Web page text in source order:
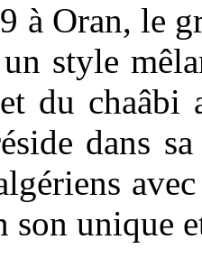
à Oran, le
style
du
dans
son unique